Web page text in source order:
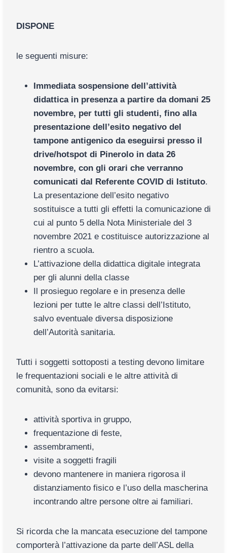
DISPONE
le seguenti misure:
Immediata sospensione dell’attività
didattica in presenza a partire da domani 25
novembre, per tutti gli studenti, fino alla
presentazione dell’esito negativo del
tampone antigenico da eseguirsi presso il
drive/hotspot di Pinerolo in data 26
novembre, con gli orari che verranno
comunicati dal Referente COVID di Istituto.
La presentazione dell’esito negativo
sostituisce a tutti gli effetti la comunicazione di
cui al punto 5 della Nota Ministeriale del 3
novembre 2021 e costituisce autorizzazione al
rientro a scuola.
L’attivazione della didattica digitale integrata
per gli alunni della classe
Il prosieguo regolare e in presenza delle
lezioni per tutte le altre classi dell’Istituto,
salvo eventuale diversa disposizione
dell’Autorità sanitaria.
Tutti i soggetti sottoposti a testing devono limitare
le frequentazioni sociali e le altre attività di
comunità, sono da evitarsi:
attività sportiva in gruppo,
frequentazione di feste,
assembramenti,
visite a soggetti fragili
devono mantenere in maniera rigorosa il
distanziamento fisico e l’uso della mascherina
incontrando altre persone oltre ai familiari.
Si ricorda che la mancata esecuzione del tampone
comporterà l’attivazione da parte dell’ASL della